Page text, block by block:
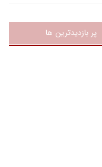
پر بازدیدترین ها